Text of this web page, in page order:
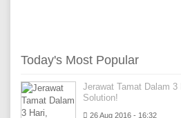
Today's Most Popular
Jerawat Tamat Dalam 3
Solution!
26 Aug 2016 - 16:32